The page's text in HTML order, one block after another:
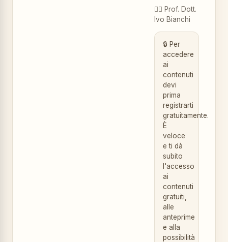
👨‍⚕️ Prof. Dott.
Ivo Bianchi
🔒 Per
accedere
ai
contenuti
devi
prima
registrarti
gratuitamente.
È
veloce
e ti dà
subito
l'accesso
ai
contenuti
gratuiti,
alle
anteprime
e alla
possibilità